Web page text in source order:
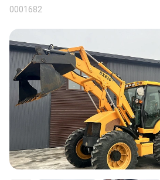
0001682